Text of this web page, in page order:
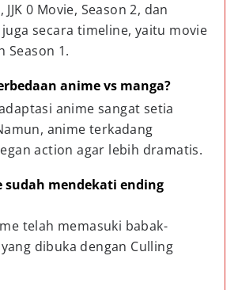
0 Movie, Season 2, dan
juga secara timeline, yaitu movie
Season 1.
anime vs manga?
anime sangat setia
anime terkadang
action agar lebih dramatis.
sudah mendekati ending
telah memasuki babak-
dibuka dengan Culling